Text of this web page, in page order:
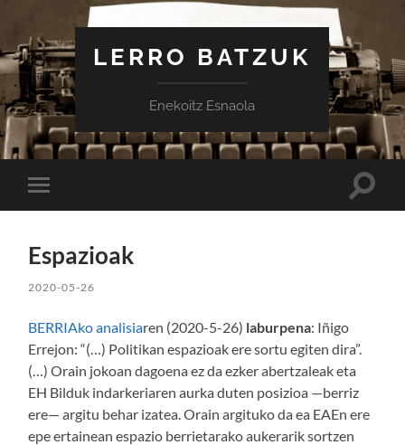
LERRO BATZUK
Enekoitz Esnaola
Toggle
mobile
Toggle
Espazioak
2020-05-26
BERRIAko analisiaren (2020-5-26) laburpena: Iñigo
Errejon: “(…) Politikan espazioak ere sortu egiten dira”.
(…) Orain jokoan dagoena ez da ezker abertzaleak eta
EH Bilduk indarkeriaren aurka duten posizioa —berriz
ere— argitu behar izatea. Orain argituko da ea EAEn ere
epe ertainean espazio berrietarako aukerarik sortzen